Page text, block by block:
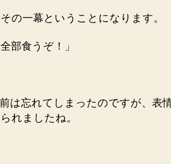
の一幕ということになります。
部食うぞ！」
は忘れてしまったのですが、表
れましたね。